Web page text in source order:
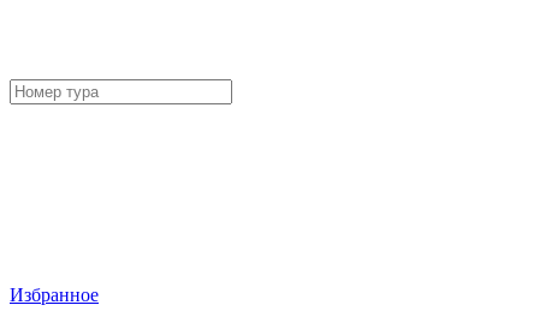
Избранное